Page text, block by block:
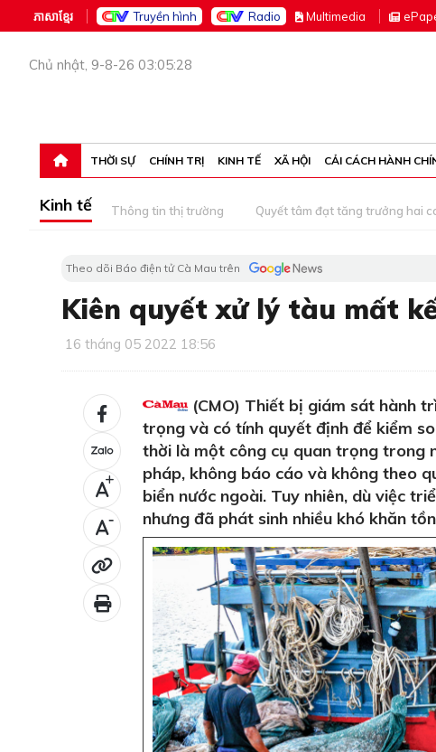
ភាសាខ្មែរ Truyền hình Radio Multimedia eP
Chủ nhật, 9-8-26 03:05:28
THỜI SỰ CHÍNH TRỊ KINH TẾ XÃ HỘI CẢI CÁCH HÀNH
Kinh tế Thông tin thị trường Quyết tâm đạt tăng trưởng hai
Theo dõi Báo điện tử Cà Mau trên
Kiên quyết xử lý tàu mất
16 tháng 05 2022 18:56
+
-
(CMO) Thiết bị giám sát hành
trọng và có tính quyết định để kiểm
thời là một công cụ quan trọng trong
pháp, không báo cáo và không theo
biển nước ngoài. Tuy nhiên, dù việc
nhưng đã phát sinh nhiều khó khăn